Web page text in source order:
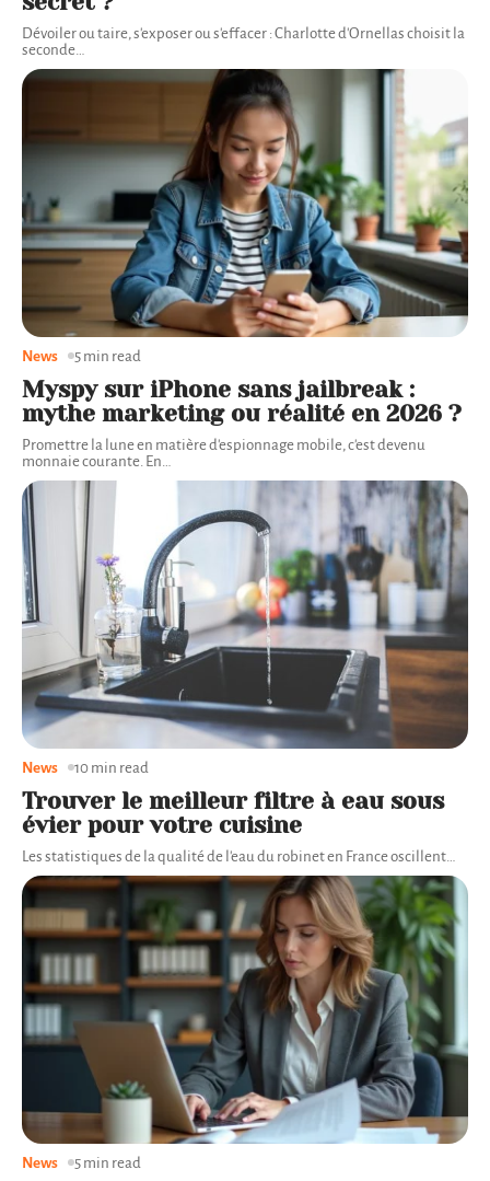
Dévoiler ou taire, s'exposer ou s'effacer : Charlotte d'Ornellas choisit la
seconde…
Myspy sur iPhone sans jailbreak :
mythe marketing ou réalité en 2026 ?
Promettre la lune en matière d'espionnage mobile, c'est devenu
monnaie courante. En
News 5 min read
Trouver le meilleur filtre à eau sous
évier pour votre cuisine
Les statistiques de la qualité de l'eau du robinet en France oscillent
News 10 min read
News 5 min read